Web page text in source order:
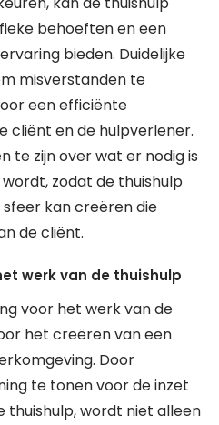
behoeften en een
bieden. Duidelijke
misverstanden te
een efficiënte
cliënt en de hulpverlener.
te zijn over wat er nodig is
zodat de thuishulp
kan creëren die
de cliënt.
werk van de thuishulp
voor het werk van de
het creëren van een
Door
te tonen voor de inzet
thuishulp, wordt niet alleen